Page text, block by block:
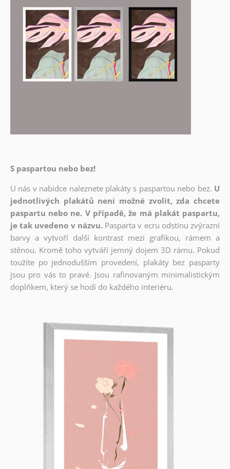
S paspartou nebo bez!
U nás v nabídce naleznete plakáty s paspartou nebo bez. U
jednotlivých plakátů není možné zvolit, zda chcete
paspartu nebo ne. V případě, že má plakát paspartu,
je tak uvedeno v názvu. Pasparta v ecru odstínu zvýrazní
barvy a vytvoří další kontrast mezi grafikou, rámem a
stěnou. Kromě toho vytváří jemný dojem 3D rámu. Pokud
toužíte po jednodušším provedení, plakáty bez pasparty
jsou pro vás to pravé. Jsou rafinovaným minimalistickým
doplňkem, který se hodí do každého interiéru.